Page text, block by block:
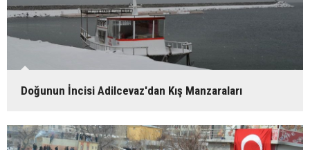
Doğunun İncisi Adilcevaz'dan Kış Manzaraları